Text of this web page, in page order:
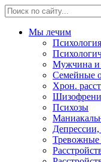
Мы лечим
Психология
Мужчина
Семейные
Хрон.
Психозы
Депрессии,
Тревожные